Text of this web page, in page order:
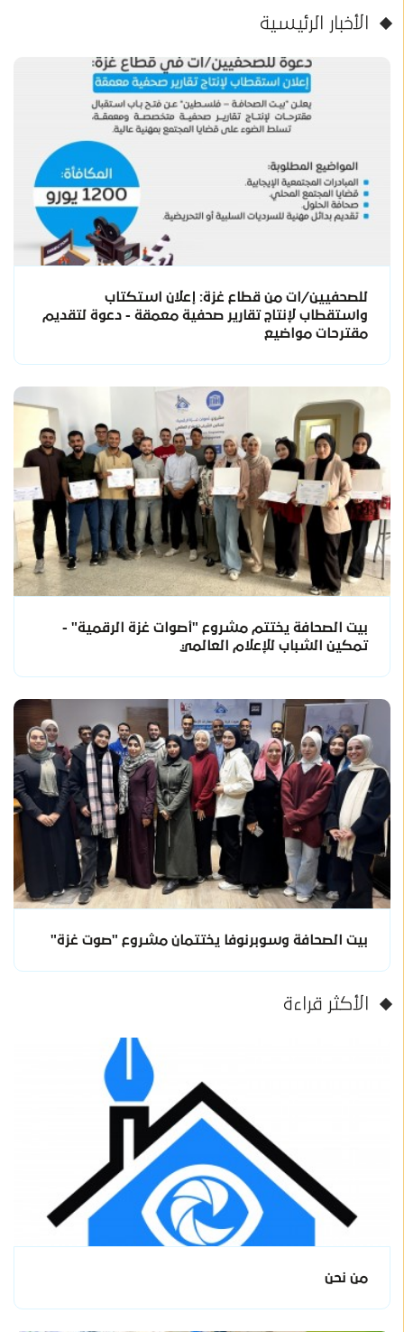
الأخبار الرئيسية
للصحفيين/ات من قطاع غزة: إعلان استكتاب
واستقطاب لإنتاج تقارير صحفية معمقة - دعوة لتقديم
مقترحات مواضيع
بيت الصحافة يختتم مشروع "أصوات غزة الرقمية" -
تمكين الشباب للإعلام العالمي
بيت الصحافة وسوبرنوفا يختتمان مشروع "صوت غزة"
الأكثر قراءة
من نحن